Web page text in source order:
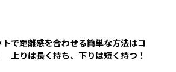
トで距離感を合わせる簡単な方法はコ
上りは長く持ち、下りは短く持つ！